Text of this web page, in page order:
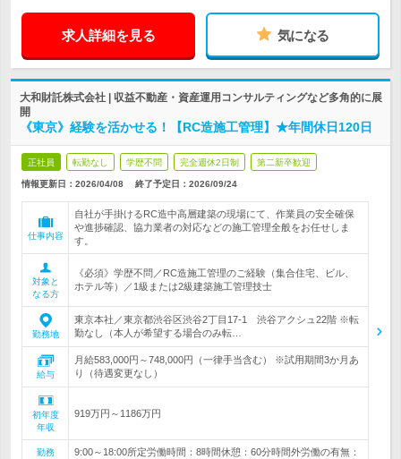
求人詳細を見る 気になる
大和財託株式会社 | 収益不動産・資産運用コンサルティングなど多角的に展
開
《東京》経験を活かせる！【RC造施工管理】★年間休日120日
正社員 転勤なし 学歴不問 完全週休2日制 第二新卒歓迎
情報更新日：2026/04/08 終了予定日： 2026/09/24
仕事内容
自社が手掛けるRC造中高層建築の現場にて、作業員の安全確保
や進捗確認、協力業者の対応などの施工管理全般をお任せしま
す。
対象と
なる方
《必須》学歴不問／RC造施工管理のご経験（集合住宅、ビル、
ホテル等）／1級または2級建築施工管理技士
勤務地
東京本社／東京都渋谷区渋谷2丁目17-1 渋谷アクシュ22階 ※転
勤なし（本人が希望する場合のみ転…
給与
月給583,000円～748,000円（一律手当含む） ※試用期間3か月あ
り（待遇変更なし）
初年度
年収
919万円～1186万円
勤務
9:00～18:00所定労働時間：8時間休憩：60分時間外労働の有無：